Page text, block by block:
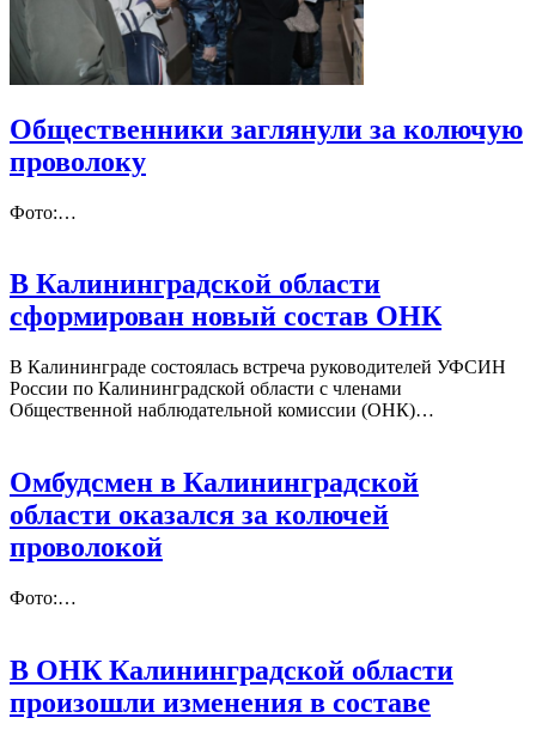
Общественники заглянули за колючую
проволоку
Фото:…
В Калининградской области
сформирован новый состав ОНК
В Калининграде состоялась встреча руководителей УФСИН
России по Калининградской области с членами
Общественной наблюдательной комиссии (ОНК)…
Омбудсмен в Калининградской
области оказался за колючей
проволокой
Фото:…
В ОНК Калининградской области
произошли изменения в составе